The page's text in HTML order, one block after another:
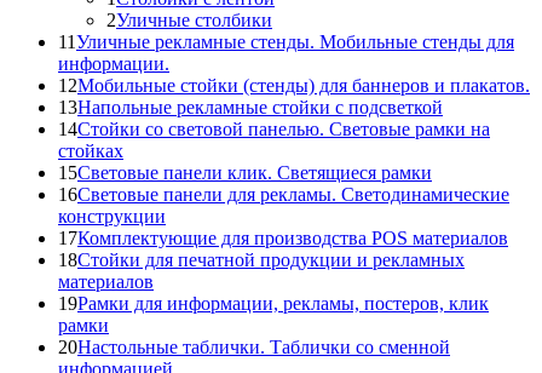
2Уличные столбики
11Уличные рекламные стенды. Мобильные стенды для
информации.
12Мобильные стойки (стенды) для баннеров и плакатов.
13Напольные рекламные стойки с подсветкой
14Стойки со световой панелью. Световые рамки на
стойках
15Световые панели клик. Светящиеся рамки
16Световые панели для рекламы. Светодинамические
конструкции
17Комплектующие для производства POS материалов
18Стойки для печатной продукции и рекламных
материалов
19Рамки для информации, рекламы, постеров, клик
рамки
20Настольные таблички. Таблички со сменной
информацией